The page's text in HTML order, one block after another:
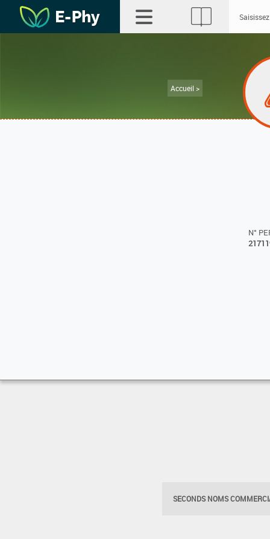
Accueil >
N°
SECONDS NOMS